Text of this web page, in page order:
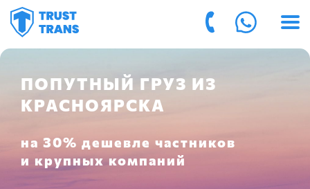
ПОПУТНЫЙ ГРУЗ ИЗ
КРАСНОЯРСКА
на 30% дешевле частников
и крупных компаний